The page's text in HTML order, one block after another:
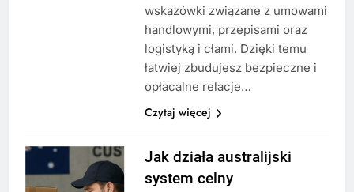
wskazówki związane z umowami
handlowymi, przepisami oraz
logistyką i cłami. Dzięki temu
łatwiej zbudujesz bezpieczne i
opłacalne relacje…
Czytaj więcej
Jak działa australijski
system celny